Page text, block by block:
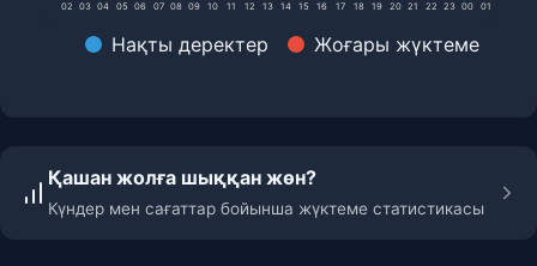
02 03 04 05 06 07 08 09 10 11 12 13 14 15 16 17 18 19 20 21 22 23 00 01
Нақты деректер Жоғары жүктеме
Қашан жолға шыққан жөн?
Күндер мен сағаттар бойынша жүктеме статистикасы